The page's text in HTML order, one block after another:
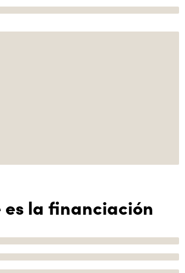
es la financiación